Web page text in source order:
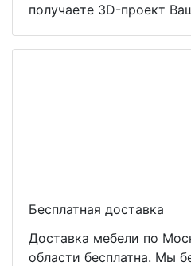
получаете 3D-проект
Бесплатная доставка
Доставка мебели по
области бесплатна. Мы